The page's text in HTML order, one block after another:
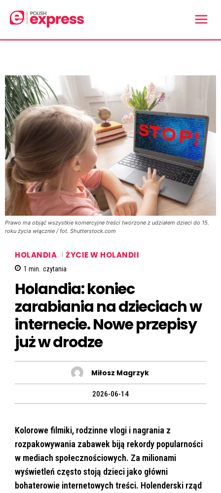
Prawo ma objąć wszystkie komercyjne treści tworzone z udziałem dzieci do 15.
roku życia włącznie / fot. Shutterstock.com
HOLANDIA ŻYCIE W HOLANDII
1 min. czytania
Holandia: koniec
zarabiania na dzieciach w
internecie. Nowe przepisy
już w drodze
Miłosz Magrzyk
2026-06-14
Kolorowe filmiki, rodzinne vlogi i nagrania z
rozpakowywania zabawek biją rekordy popularności
w mediach społecznościowych. Za milionami
wyświetleń często stoją dzieci jako główni
bohaterowie internetowych treści. Holenderski rząd